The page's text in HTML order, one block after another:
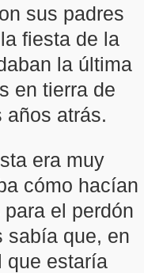
sus padres
fiesta de la
la última
en tierra de
años atrás.
era muy
cómo hacían
el perdón
sabía que, en
que estaría